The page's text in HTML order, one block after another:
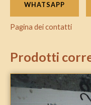
WHATSAPP
Pagina dei contatti
Prodotti